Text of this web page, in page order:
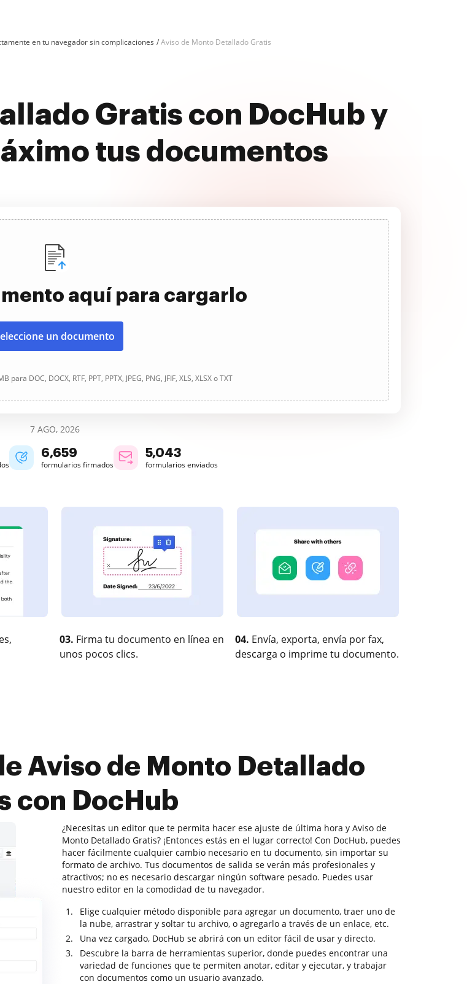
en tu navegador sin complicaciones Aviso de Monto Detallado Gratis
Gratis con DocHub y
tus documentos
aquí para cargarlo
un documento
DOC, DOCX, RTF, PPT, PPTX, JPEG, PNG, JFIF, XLS, XLSX o TXT
7 AGO, 2026
6,659
formularios firmados
5,043
formularios enviados
03. Firma tu documento en línea en
unos pocos clics.
04. Envía, exporta, envía por fax,
descarga o imprime tu documento.
Aviso de Monto Detallado
con DocHub
¿Necesitas un editor que te permita hacer ese ajuste de última hora y Aviso de
Monto Detallado Gratis? ¡Entonces estás en el lugar correcto! Con DocHub, puedes
hacer fácilmente cualquier cambio necesario en tu documento, sin importar su
formato de archivo. Tus documentos de salida se verán más profesionales y
atractivos; no es necesario descargar ningún software pesado. Puedes usar
nuestro editor en la comodidad de tu navegador.
Elige cualquier método disponible para agregar un documento, traer uno de
la nube, arrastrar y soltar tu archivo, o agregarlo a través de un enlace, etc.
Una vez cargado, DocHub se abrirá con un editor fácil de usar y directo.
Descubre la barra de herramientas superior, donde puedes encontrar una
variedad de funciones que te permiten anotar, editar y ejecutar, y trabajar
con documentos como un usuario avanzado.